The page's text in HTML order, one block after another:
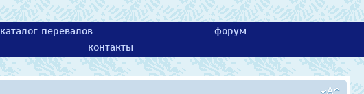
каталог перевалов
форум
контакты